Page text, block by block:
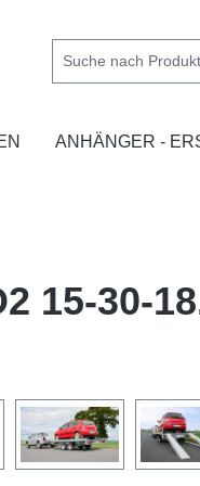
ANHÄNGER -
15-30-